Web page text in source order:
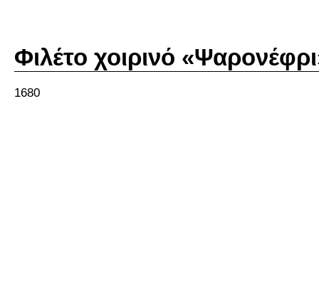
Φιλέτο χοιρινό
1680